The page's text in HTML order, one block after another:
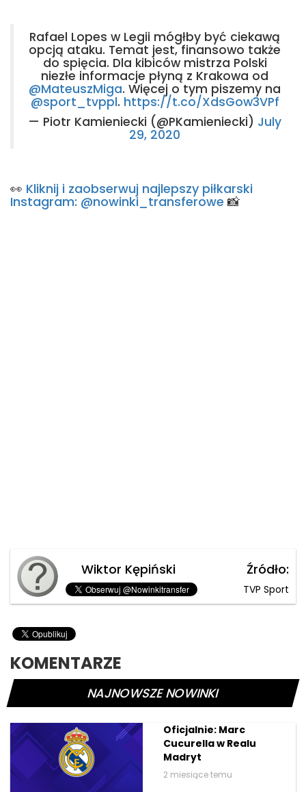
Rafael Lopes w Legii mógłby być ciekawą
opcją ataku. Temat jest, finansowo także
do spięcia. Dla kibiców mistrza Polski
niezłe informacje płyną z Krakowa od
@MateuszMiga. Więcej o tym piszemy na
@sport_tvppl. https://t.co/XdsGow3VPf
— Piotr Kamieniecki (@PKamieniecki) July
29, 2020
👀 Kliknij i zaobserwuj najlepszy piłkarski
Instagram: @nowinki_transferowe 📸
Wiktor Kępiński Źródło:
TVP Sport
KOMENTARZE
NAJNOWSZE NOWINKI
Oficjalnie: Marc
Cucurella w Realu
Madryt
2 miesiące temu